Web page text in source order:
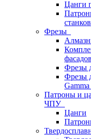
Цанги
Фрезы
Фрезы
Фрезы
Патроны и
ЧПУ
Цанги